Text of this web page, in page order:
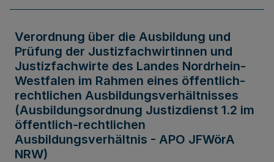
Verordnung über die Ausbildung und
Prüfung der Justizfachwirtinnen und
Justizfachwirte des Landes Nordrhein-
Westfalen im Rahmen eines öffentlich-
rechtlichen Ausbildungsverhältnisses
(Ausbildungsordnung Justizdienst 1.2 im
öffentlich-rechtlichen
Ausbildungsverhältnis - APO JFWörA
NRW)